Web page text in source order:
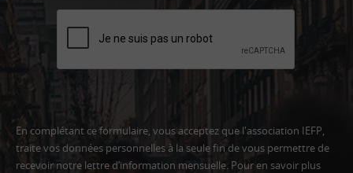
En complétant ce formulaire, vous acceptez que l'association IEFP,
traite vos données personnelles à la seule fin de vous permettre de
recevoir notre lettre d’information mensuelle. Pour en savoir plus